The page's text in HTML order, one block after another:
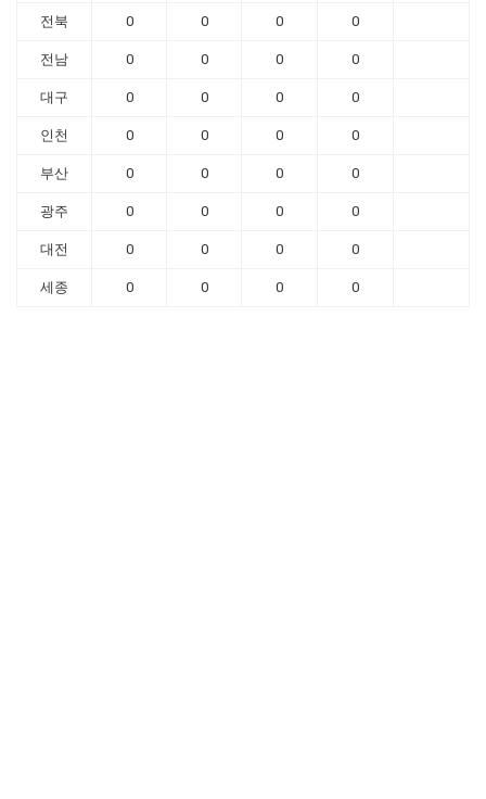
전북 0 0 0 0
전남 0 0 0 0
대구 0 0 0 0
인천 0 0 0 0
부산 0 0 0 0
광주 0 0 0 0
대전 0 0 0 0
세종 0 0 0 0